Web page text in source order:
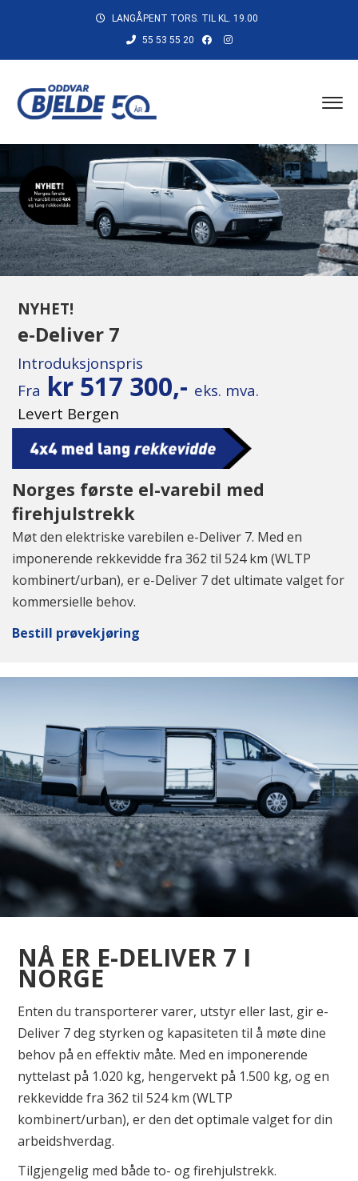
LANGÅPENT TORS. TIL KL. 19.00
55 53 55 20
NYHET!
e-Deliver 7
Introduksjonspris
Fra kr 517 300,- eks. mva.
Levert Bergen
Norges første el-varebil med
firehjulstrekk
Møt den elektriske varebilen e-Deliver 7. Med en
imponerende rekkevidde fra 362 til 524 km (WLTP
kombinert/urban), er e-Deliver 7 det ultimate valget for
kommersielle behov.
Bestill prøvekjøring
NÅ ER E-DELIVER 7 I
NORGE
Enten du transporterer varer, utstyr eller last, gir e-
Deliver 7 deg styrken og kapasiteten til å møte dine
behov på en effektiv måte. Med en imponerende
nyttelast på 1.020 kg, hengervekt på 1.500 kg, og en
rekkevidde fra 362 til 524 km (WLTP
kombinert/urban), er den det optimale valget for din
arbeidshverdag.
Tilgjengelig med både to- og firehjulstrekk.